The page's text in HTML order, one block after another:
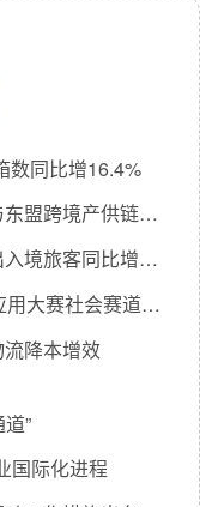
数同比增16.4%
广西钦州推进向海产业布局 深化与东盟跨境产供链合作
中老铁路再迎旅客新高 暑运首月出入境旅客同比增超38%
2026面向东盟“AI+跨境电商”创新应用大赛社会赛道决赛在南宁举行
降本增效
”
国际化进程